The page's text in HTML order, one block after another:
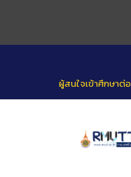
ผู้สนใจเข้าศึกษาต่อ